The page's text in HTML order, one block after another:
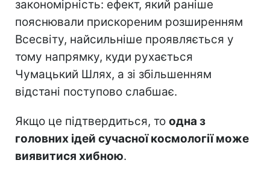
закономірність: ефект, який раніше
пояснювали прискореним розширенням
Всесвіту, найсильніше проявляється у
тому напрямку, куди рухається
Чумацький Шлях, а зі збільшенням
відстані поступово слабшає.
Якщо це підтвердиться, то одна з
головних ідей сучасної космології може
виявитися хибною.